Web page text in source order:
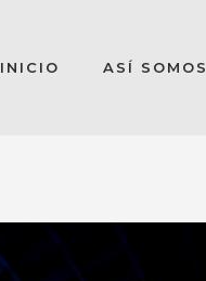
INICIO ASÍ SOMOS